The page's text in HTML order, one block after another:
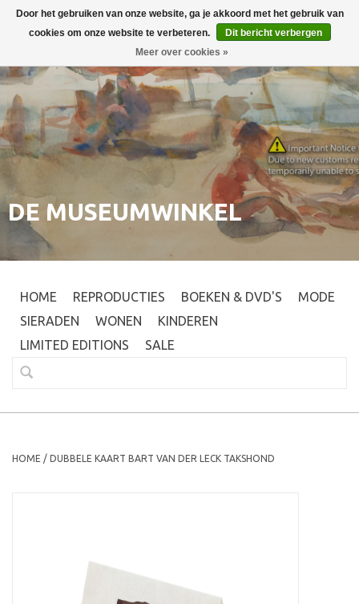
Inloggen 0
DE MUSEUMWINKEL
HOME REPRODUCTIES BOEKEN & DVD'S
MODE
SIERADEN
WONEN
KINDEREN
LIMITED EDITIONS
SALE
HOME / DUBBELE KAART BART VAN DER LECK TAKSHOND
Door het gebruiken van onze website, ga je akkoord met het gebruik van
cookies om onze website te verbeteren.
Dit bericht verbergen
Meer over cookies »